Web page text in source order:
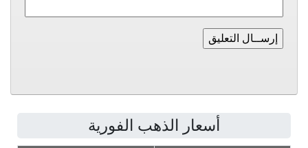
أسعار الذهب الفورية